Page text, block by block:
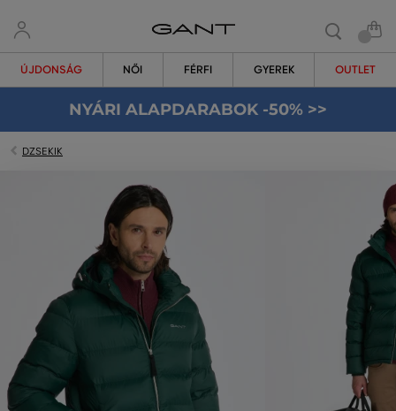
ÚJDONSÁG NŐI FÉRFI GYEREK OUTLET
NYÁRI ALAPDARABOK -50% >>
DZSEKIK